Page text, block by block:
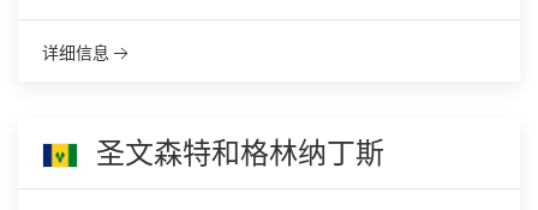
详细信息
圣文森特和格林纳丁斯